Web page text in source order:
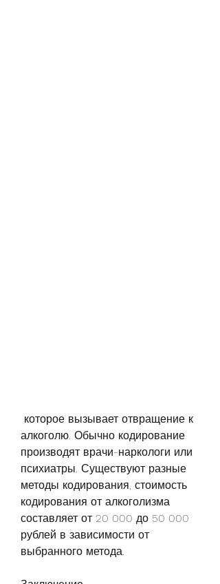
алкоголю. Обычно кодирование
производят врачи-наркологи или
психиатры. Существуют разные
методы кодирования, стоимость
кодирования от алкоголизма
составляет от 20 000 до 50 000
рублей в зависимости от
выбранного метода.